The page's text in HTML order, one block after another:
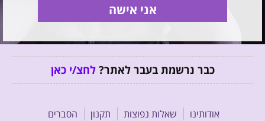
אני אישה
כבר נרשמת בעבר לאתר?לחצ/י כאן
אודותינו שאלות נפוצות תקנון הסברים